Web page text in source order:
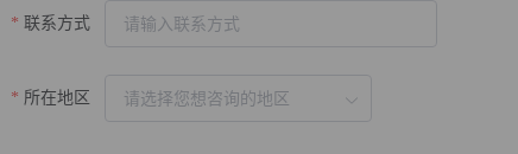
联系方式
所在地区